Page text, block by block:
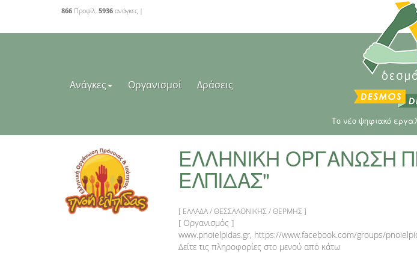
866 Προφίλ, 5936 ανάγκες |
Ανάγκες Οργανισμοί Δράσεις
Το νέο ψηφιακό
ΕΛΛΗΝΙΚΗ ΟΡΓΑΝΩΣΗ
ΕΛΠΙΔΑΣ"
[ ΕΛΛΑΔΑ / ΘΕΣΣΑΛΟΝΙΚΗΣ / ΘΕΡΜΗΣ ]
[ Οργανισμός ]
www.pnoielpidas.gr, https://www.facebook.com/groups/
Δείτε τις πληροφορίες στο μενού από κάτω